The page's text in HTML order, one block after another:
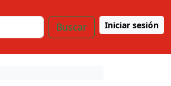
Buscar Iniciar sesión